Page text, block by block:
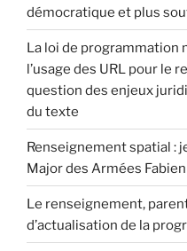
démocratique et plus
La loi de
l’usage des URL pour le
question des enjeux
du texte
Renseignement spatial :
Major des Armées
Le renseignement,
d’actualisation de la